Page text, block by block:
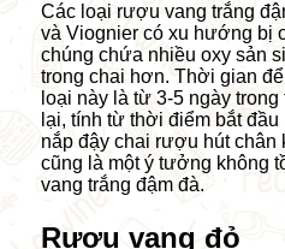
Các loại rượu vang trắng
và Viognier có xu hướng bị
chúng chứa nhiều oxy sản
trong chai hơn. Thời gian
loại này là từ 3-5 ngày
lại, tính từ thời điểm bắt
nắp đậy chai rượu hút chân
cũng là mộtý tưởng không
vang trắng đậm đà.
Rượu vang đỏ